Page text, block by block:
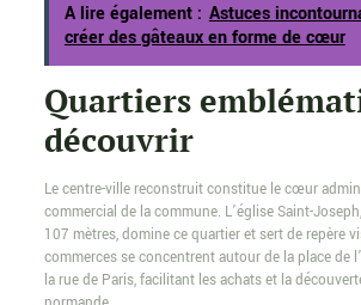
A lire également : Astuces
créer des gâteaux en forme de cœur
Quartiers
découvrir
Le centre-ville reconstruit constitue le cœur
commercial de la commune. L’église Saint-
107 mètres, domine ce quartier et sert de repère
commerces se concentrent autour de la place de
la rue de Paris, facilitant les achats et la